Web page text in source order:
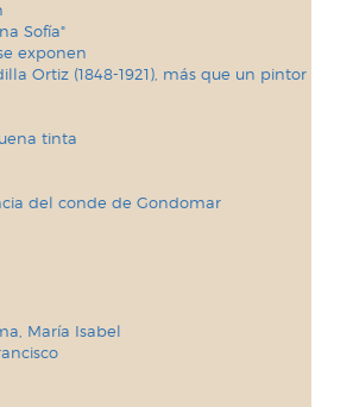
Sofía"
exponen
Ortiz (1848-1921), más que un pintor
tinta
del conde de Gondomar
María Isabel